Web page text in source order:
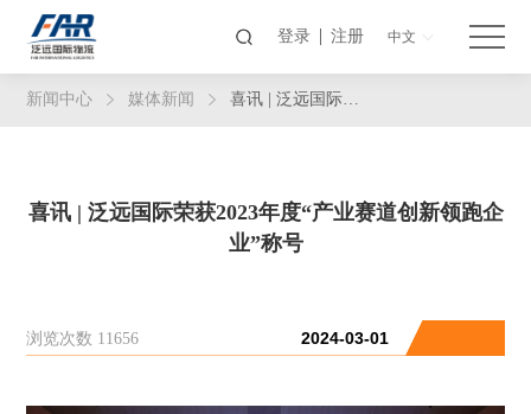
登录 注册 中文
新闻中心 媒体新闻
喜讯 | 泛远国际荣获2023年度“产业赛道创新领跑企
业”称号
浏览次数 11656 2024-03-01